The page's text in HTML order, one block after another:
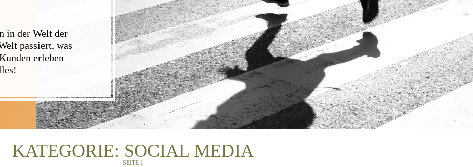
in der Welt der
passiert, was
erleben –
KATEGORIE: SOCIAL MEDIA
SEITE 1